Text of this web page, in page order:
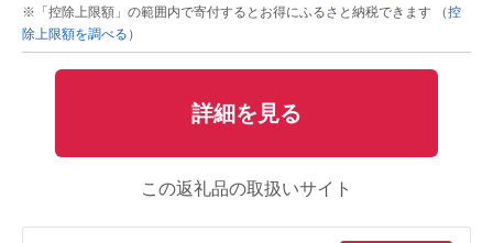
※「控除上限額」の範囲内で寄付するとお得にふるさと納税できます
（控
除上限額を調べる）
詳細を見る
この返礼品の取扱いサイト